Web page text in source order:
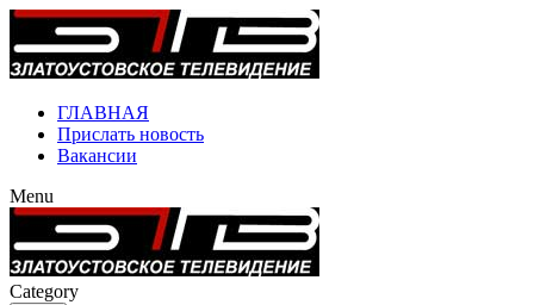
ГЛАВНАЯ
Прислать новость
Вакансии
Menu
Category